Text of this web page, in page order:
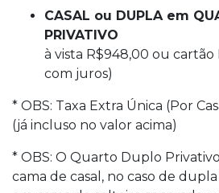
CASAL ou DUPLA em
PRIVATIVO
à vista R$948,00 ou cartão
com juros)
* OBS: Taxa Extra Única (Por
(já incluso no valor acima)
* OBS: O Quarto Duplo
cama de casal, no caso de